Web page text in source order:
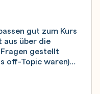
gut zum Kurs
aus über die
gestellt
off-Topic waren)…